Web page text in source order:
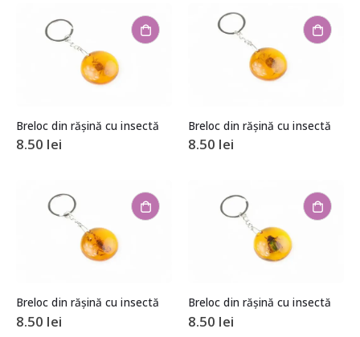
Breloc din rășină cu insectă
8.50 lei
Breloc din rășină cu insectă
8.50 lei
Breloc din rășină cu insectă
8.50 lei
Breloc din rășină cu insectă
8.50 lei